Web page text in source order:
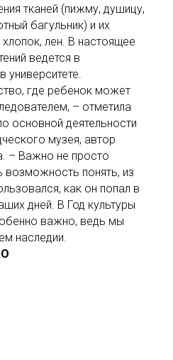
тканей (пижму, душицу,
багульник) и их
лен. В настоящее
ведется в
университете.
где ребенок может
– отметила
основной деятельности
музея, автор
– Важно не просто
возможность понять, из
как он попал в
дней. В Год культуры
важно, ведь мы
наследии.